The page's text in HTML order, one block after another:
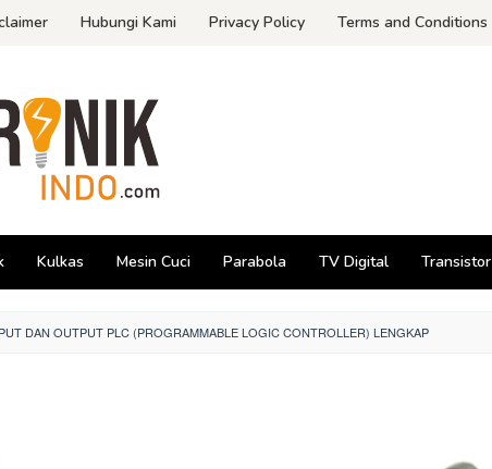
Hubungi Kami Privacy Policy Terms and Conditions
Kulkas Mesin Cuci Parabola TV Digital Transistor
DAN OUTPUT PLC (PROGRAMMABLE LOGIC CONTROLLER) LENGKAP